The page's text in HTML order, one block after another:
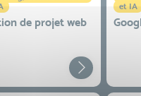
de projet web
et IA